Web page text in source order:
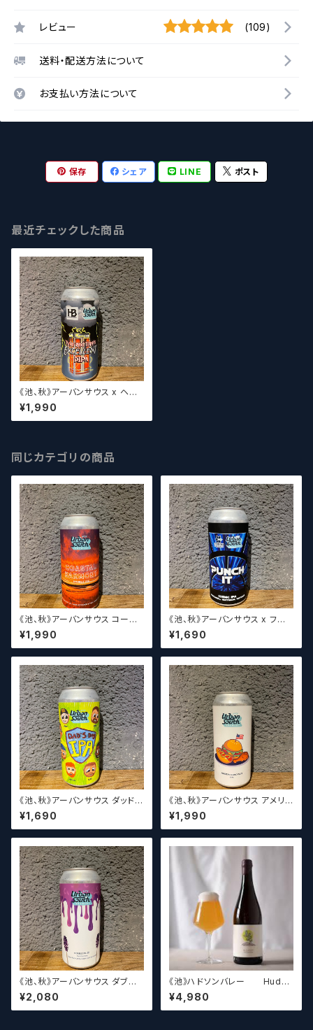
レビュー (109)
送料・配送方法について
お支払い方法について
保存 シェア LINE ポスト
最近チェックした商品
《池、秋》アーバンサウス x ヘイ
スト テイラー&トリップズ... / Ur
ban South HTX x Heist Tyl
er & Tripp's Excellent DIPA
¥1,990
同じカテゴリの商品
《池、秋》アーバンサウス コース
タルハーモニー2022 / Urban
South HTX Coastal Harmo
ny 2022【クラフトビール】
¥1,990
《池、秋》アーバンサウス x フロ
ストタウン パンチイット / Urban
South HTX x Frost Town P
unch It【クラフトビール】
¥1,690
《池、秋》アーバンサウス ダッドズ
デイIPA / Urban South HTX
Dad’s Day IPA【クラフトビー
ル】
¥1,690
《池、秋》アーバンサウス アメリ
カンコンボプレート / Urban S
outh HTX American Comb
o Plate【クラフトビール】
¥1,990
《池、秋》アーバンサウス ダブル
スピルド ロックザボート / Urba
n South HTX Double Spille
d: Rock the Boat【クラフトビ
¥2,080
《池》ハドソンバレー Hudso
n Valley Blossom
¥4,980